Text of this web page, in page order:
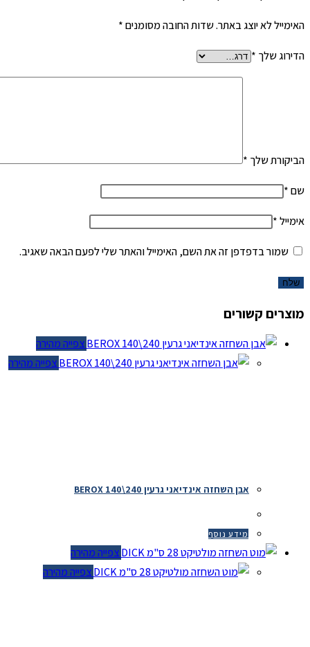
האימייל לא יוצג באתר.שדות החובה מסומנים*
הדירוג שלך*
הביקורת שלך*
שם*
אימייל*
שמור בדפדפן זה את השם, האימייל והאתר שלי לפעם הבאה שאגיב.
מוצרים קשורים
צפייה מהירה
צפייה מהירה
אבן השחזה אינדיאני גרעין 240\140 BEROX
מידע נוסף
צפייה מהירה
צפייה מהירה